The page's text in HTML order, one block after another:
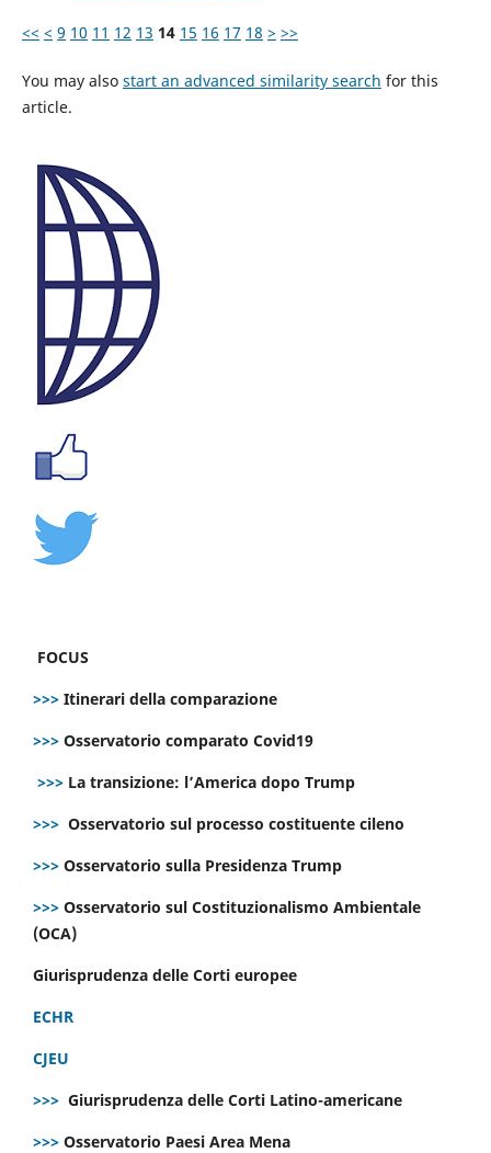
<< < 9 10 11 12 13 14 15 16 17 18 > >>
You may also start an advanced similarity search for this
article.
FOCUS
>>> Itinerari della comparazione
>>> Osservatorio comparato Covid19
>>> La transizione: l’America dopo Trump
>>> Osservatorio sul processo costituente cileno
>>> Osservatorio sulla Presidenza Trump
>>> Osservatorio sul Costituzionalismo Ambientale
(OCA)
Giurisprudenza delle Corti europee
ECHR
CJEU
>>> Giurisprudenza delle Corti Latino-americane
>>> Osservatorio Paesi Area Mena